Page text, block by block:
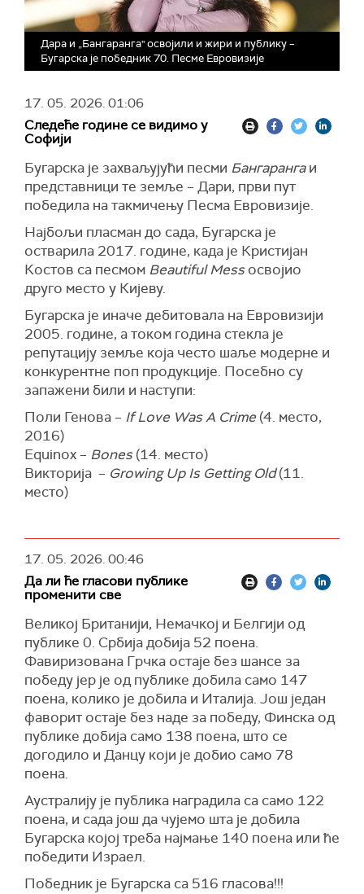
Дара и „Бангаранга" освојили и жири и публику –
Бугарска је победник 70. Песме Евровизије
17. 05. 2026.01:06
Следеће године се видимо у
Софији
Бугарска је захваљујући песми Бангарангаи
представници те земље – Дари, први пут
победила на такмичењу Песма Евровизије.
Најбољи пласман до сада, Бугарска је
остварила 2017. године, када је Кристијан
Костов са песмом Beautiful Messосвојио
друго место у Кијеву.
Бугарска је иначе дебитовала на Евровизији
2005. године, а током година стекла је
репутацију земље која често шаље модерне и
конкурентне поп продукције. Посебно су
запажени били и наступи:
Поли Генова – If Love Was A Crime(4. место,
2016)
Equinox – Bones(14. место)
Викторија – Growing Up Is Getting Old(11.
место)
17. 05. 2026.00:46
Да ли ће гласови публике
променити све
Великој Британији, Немачкој и Белгији од
публике 0. Србија добија 52 поена.
Фавиризована Грчка остаје без шансе за
победу јер је од публике добила само 147
поена, колико је добила и Италија. Још један
фаворит остаје без наде за победу, Финска од
публике добија само 138 поена, што се
догодило и Данцу који је добио само 78
поена.
Аустралију је публика наградила са само 122
поена, и сада још да чујемо шта је добила
Бугарска којој треба најмање 140 поена или ће
победити Израел.
Победник је Бугарска са 516 гласова!!!